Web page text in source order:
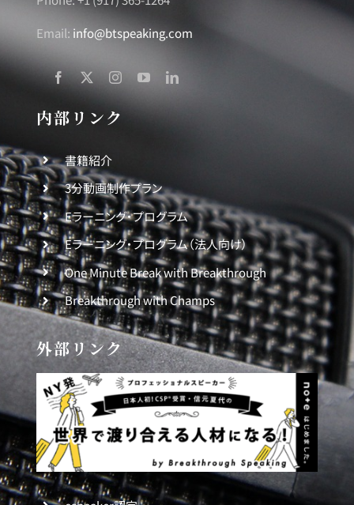
Email: info@btspeaking.com
内部リンク
書籍紹介
3分動画制作プラン
Eラーニング・プログラム
Eラーニング・プログラム（法人向け）
One Minute Break with Breakthrough
Breakthrough with Champs
外部リンク